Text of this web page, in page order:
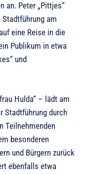
an. Peter „Pittjes“
am
eine Reise in die
Publikum in etwa
und
Hulda“ – lädt am
Stadtführung durch
Teilnehmenden
besonderen
und Bürgern zurück
ebenfalls etwa